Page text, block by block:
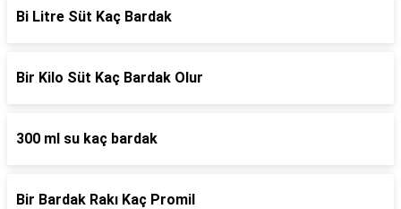
Bi Litre Süt Kaç Bardak
Bir Kilo Süt Kaç Bardak Olur
300 ml su kaç bardak
Bir Bardak Rakı Kaç Promil